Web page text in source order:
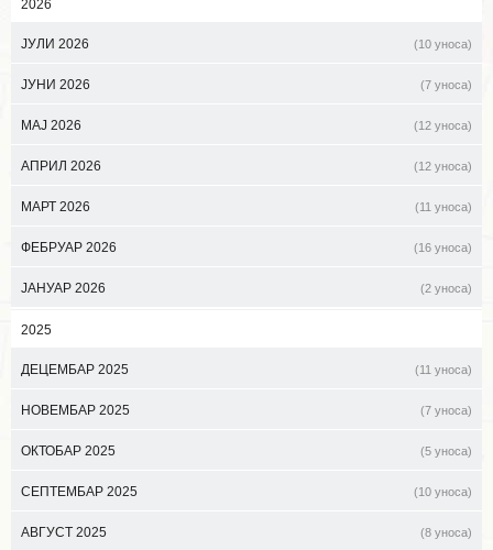
2026
ЈУЛИ 2026 (10 уноса)
ЈУНИ 2026 (7 уноса)
МАЈ 2026 (12 уноса)
АПРИЛ 2026 (12 уноса)
МАРТ 2026 (11 уноса)
ФЕБРУАР 2026 (16 уноса)
ЈАНУАР 2026 (2 уноса)
2025
ДЕЦЕМБАР 2025 (11 уноса)
НОВЕМБАР 2025 (7 уноса)
ОКТОБАР 2025 (5 уноса)
СЕПТЕМБАР 2025 (10 уноса)
АВГУСТ 2025 (8 уноса)